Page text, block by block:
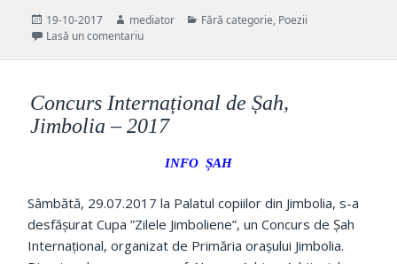
Publicat
pe
19-10-2017 Autor
mediator Categorii
Fără categorie, Poezii
Lasă un comentariula Motto
Concurs Internațional de Șah,
Jimbolia – 2017
INFO ȘAH
Sâmbătă, 29.07.2017 la Palatul copiilor din Jimbolia, s-a
desfășurat Cupa ”Zilele Jimboliene”, un Concurs de Șah
Internațional, organizat de Primăria orașului Jimbolia.